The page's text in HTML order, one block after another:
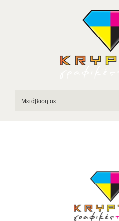
Μετάβαση σε ...